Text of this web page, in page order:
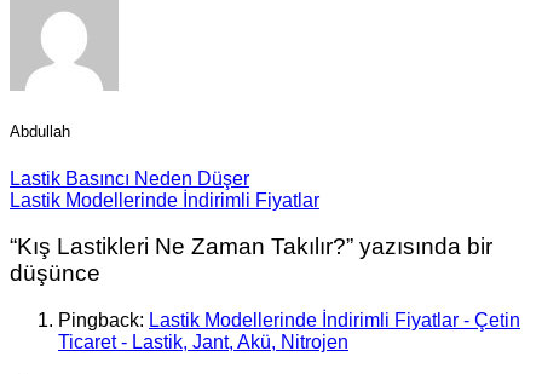
Abdullah
Lastik Basıncı Neden Düşer
Lastik Modellerinde İndirimli Fiyatlar
“Kış Lastikleri Ne Zaman Takılır?” yazısında bir
düşünce
Pingback: Lastik Modellerinde İndirimli Fiyatlar - Çetin
Ticaret - Lastik, Jant, Akü, Nitrojen